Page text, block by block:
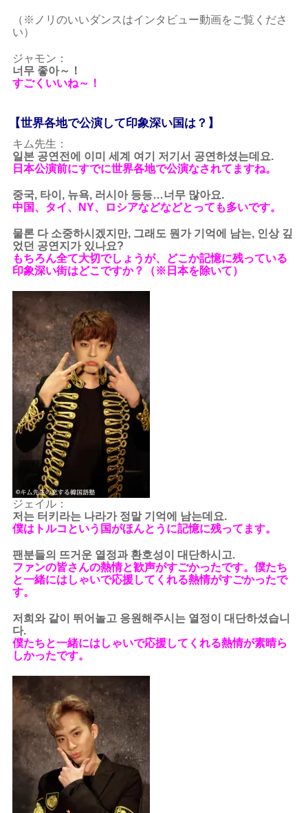
（※ノリのいいダンスはインタビュー動画をご覧くださ
い）
ジャモン：
너무 좋아～！
すごくいいね～！
【世界各地で公演して印象深い国は？】
キム先生：
일본 공연전에 이미 세계 여기 저기서 공연하셨는데요.
日本公演前にすでに世界各地で公演なされてますね。
중국, 타이, 뉴욕, 러시아 등등…너무 많아요.
中国、タイ、NY、ロシアなどなどとっても多いです。
물론 다 소중하시겠지만, 그래도 뭔가 기억에 남는, 인상 깊
었던 공연지가 있나요?
もちろん全て大切でしょうが、どこか記憶に残っている
印象深い街はどこですか？（※日本を除いて）
ジェイル：
저는 터키라는 나라가 정말 기억에 남는데요.
僕はトルコという国がほんとうに記憶に残ってます。
팬분들의 뜨거운 열정과 환호성이 대단하시고.
ファンの皆さんの熱情と歓声がすごかったです。僕たち
と一緒にはしゃいで応援してくれる熱情がすごかったで
す。
저희와 같이 뛰어놀고 응원해주시는 열정이 대단하셨습니
다.
僕たちと一緒にはしゃいで応援してくれる熱情が素晴ら
しかったです。